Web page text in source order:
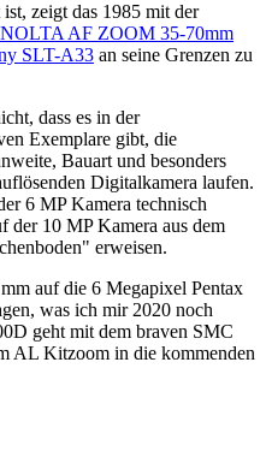
zeigt das 1985 mit der
AF ZOOM 35-70mm
SLT-A33 an seine Grenzen zu
dass es in der
Exemplare gibt, die
Bauart und besonders
Digitalkamera laufen.
6 MP Kamera technisch
der 10 MP Kamera aus dem
erweisen.
auf die 6 Megapixel Pentax
was ich mir 2020 noch
geht mit dem braven SMC
AL Kitzoom in die kommenden